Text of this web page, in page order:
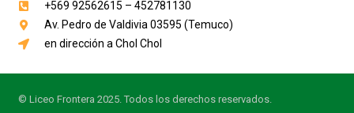
+569 92562615 – 452781130
Av. Pedro de Valdivia 03595 (Temuco)
en dirección a Chol Chol
© Liceo Frontera 2025. Todos los derechos reservados.